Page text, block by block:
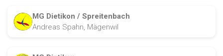
MG Dietikon / Spreitenbach
Andreas Spahn, Mägenwil